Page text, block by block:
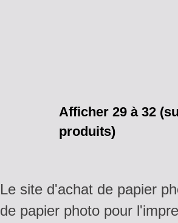
Afficher 29 à 32
produits)
Le site d'achat de papier
de papier photo pour